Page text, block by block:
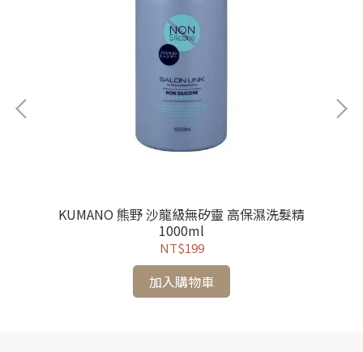
KUMANO 熊野 沙龍級無矽靈 高保濕洗髮精
1000ml
NT$199
加入購物車